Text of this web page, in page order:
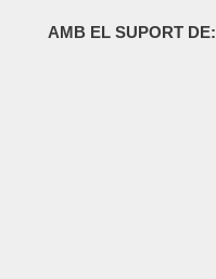
AMB EL SUPORT DE: